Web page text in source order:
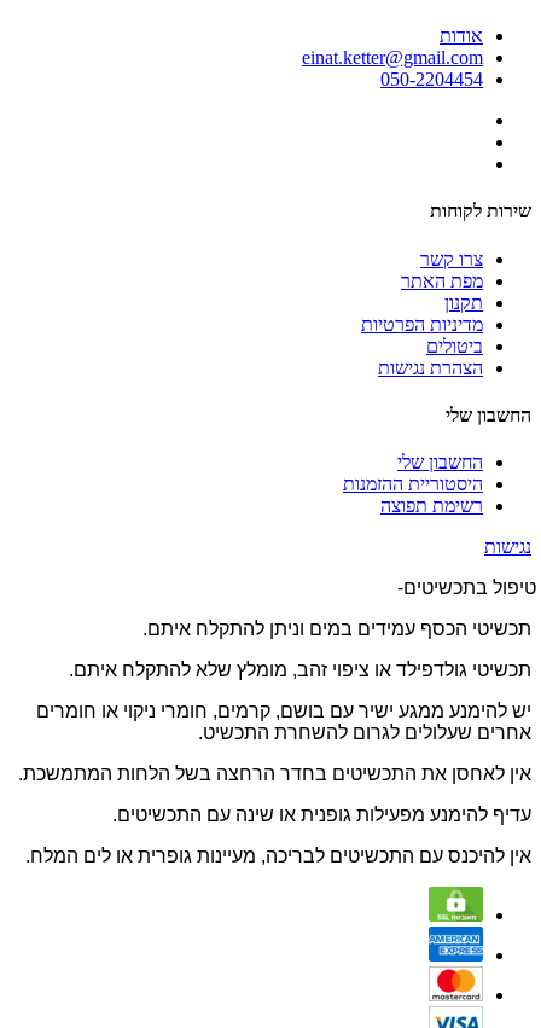
אודות
einat.ketter@gmail.com
050-2204454
שירות לקוחות
צרו קשר
מפת האתר
תקנון
מדיניות הפרטיות
ביטולים
הצהרת נגישות
החשבון שלי
החשבון שלי
היסטוריית ההזמנות
רשימת תפוצה
נגישות
טיפול בתכשיטים-
תכשיטי הכסף עמידים במים וניתן להתקלח איתם.
תכשיטי גולדפילד או ציפוי זהב, מומלץ שלא להתקלח איתם.
יש להימנע ממגע ישיר עם בושם, קרמים, חומרי ניקוי או חומרים
אחרים שעלולים לגרום להשחרת התכשיט.
אין לאחסן את התכשיטים בחדר הרחצה בשל הלחות המתמשכת.
עדיף להימנע מפעילות גופנית או שינה עם התכשיטים.
אין להיכנס עם התכשיטים לבריכה, מעיינות גופרית או לים המלח.